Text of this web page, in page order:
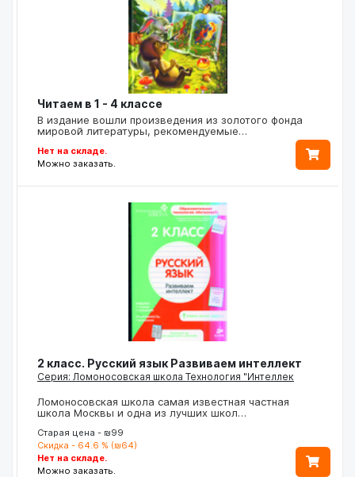
Читаем в 1 - 4 классе
В издание вошли произведения из золотого фонда
мировой литературы, рекомендуемые…
Нет на складе.
Можно заказать.
2 класс. Русский язык Развиваем интеллект
Серия: Ломоносовская школа Технология "Интеллек
Ломоносовская школа самая известная частная
школа Москвы и одна из лучших школ…
Старая цена - ₪99
Скидка - 64.6 % (₪64)
Нет на складе.
Можно заказать.